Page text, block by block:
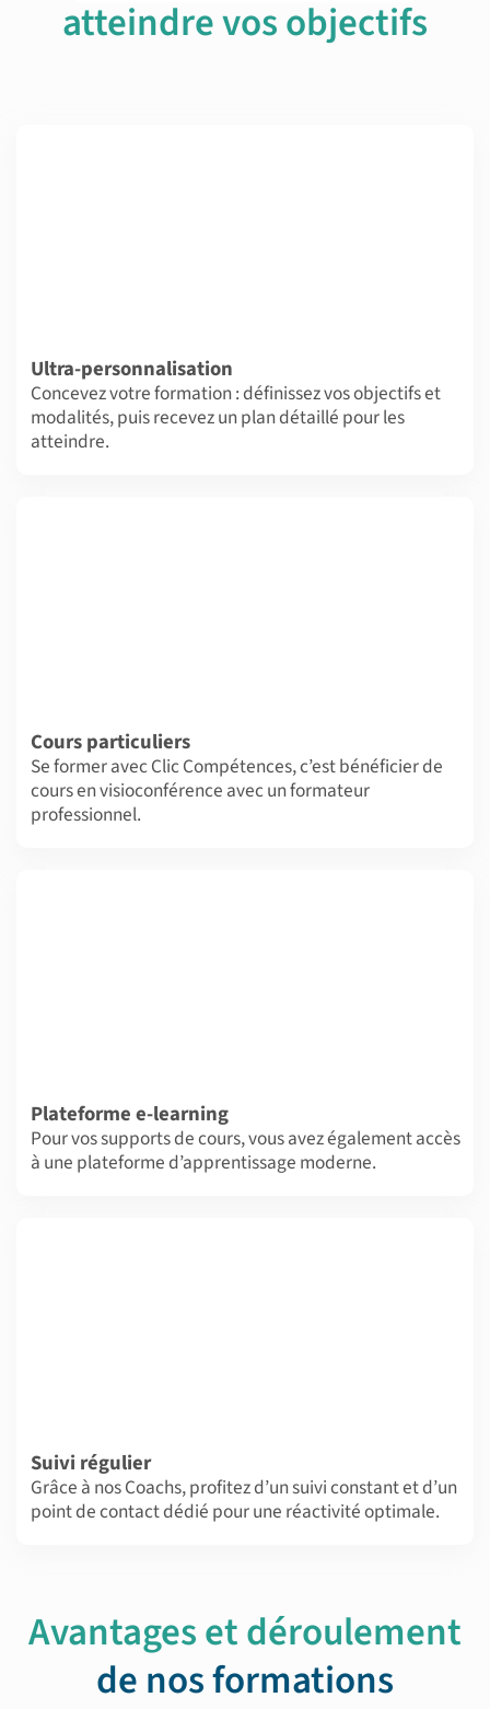
atteindre vos objectifs
Ultra-personnalisation
Concevez votre formation : définissez vos objectifs et
modalités, puis recevez un plan détaillé pour les
atteindre.
Cours particuliers
Se former avec Clic Compétences, c’est bénéficier de
cours en visioconférence avec un formateur
professionnel.
Plateforme e-learning
Pour vos supports de cours, vous avez également accès
à une plateforme d’apprentissage moderne.
Suivi régulier
Grâce à nos Coachs, profitez d’un suivi constant et d’un
point de contact dédié pour une réactivité optimale.
Avantages et déroulement
de nos formations